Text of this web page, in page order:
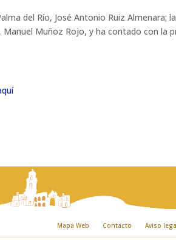
del Río, José Antonio Ruiz
Muñoz Rojo, y ha contado con la
Mapa Web Contacto Aviso